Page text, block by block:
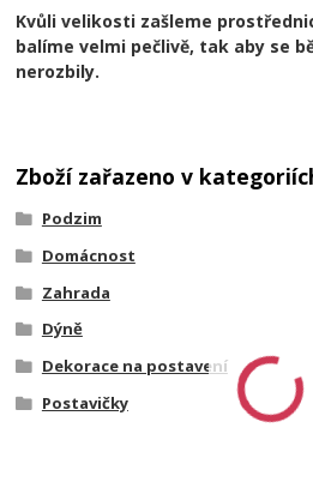
Kvůli velikosti zašleme
balíme velmi pečlivě, tak aby se
nerozbily.
Zboží zařazeno v
Podzim
Domácnost
Zahrada
Dýně
Dekorace na postavení
Postavičky